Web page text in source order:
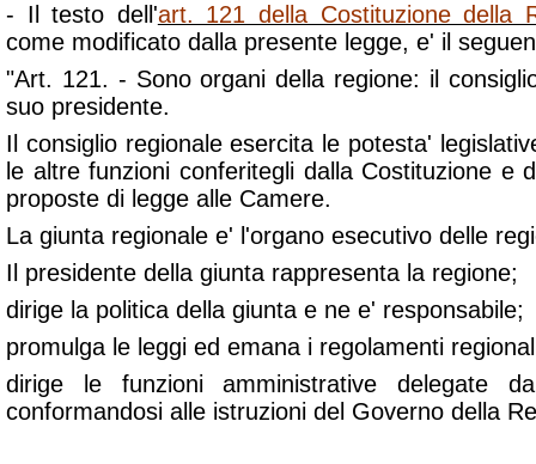
- Il testo dell'art. 121 della Costituzione della
come modificato dalla presente legge, e' il
"Art. 121. - Sono organi della regione: il
suo presidente.
Il consiglio regionale esercita le potesta'
le altre funzioni conferitegli dalla Costituzione e
proposte di legge alle Camere.
La giunta regionale e' l'organo esecutivo delle
Il presidente della giunta rappresenta la regione;
dirige la politica della giunta e ne e' responsabile;
promulga le leggi ed emana i regolamenti
dirige le funzioni amministrative delegate
conformandosi alle istruzioni del Governo della